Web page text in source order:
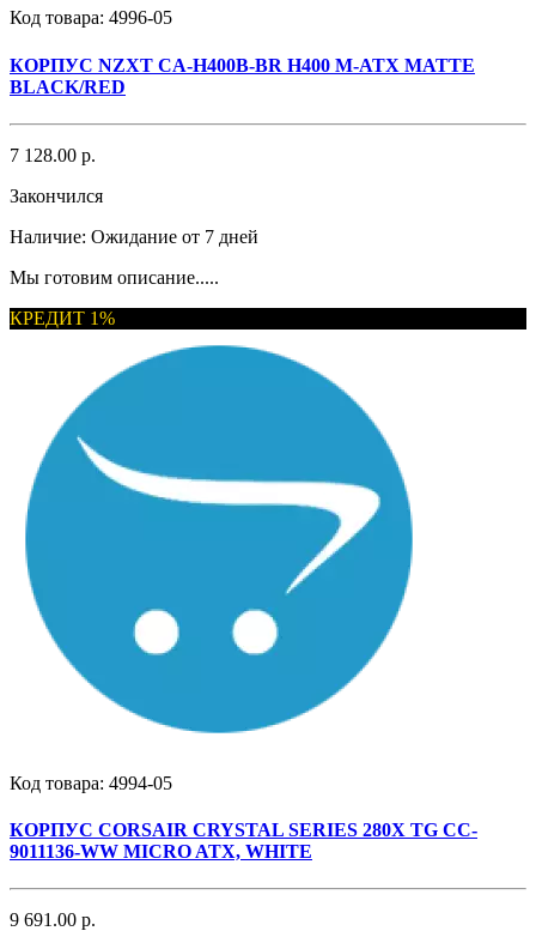
Код товара: 4996-05
КОРПУС NZXT CA-H400B-BR H400 M-ATX MATTE
BLACK/RED
7 128.00 р.
Закончился
Наличие: Ожидание от 7 дней
Мы готовим описание.....
КРЕДИТ 1%
Код товара: 4994-05
КОРПУС СORSAIR CRYSTAL SERIES 280X TG CC-
9011136-WW MICRO ATX, WHITE
9 691.00 р.